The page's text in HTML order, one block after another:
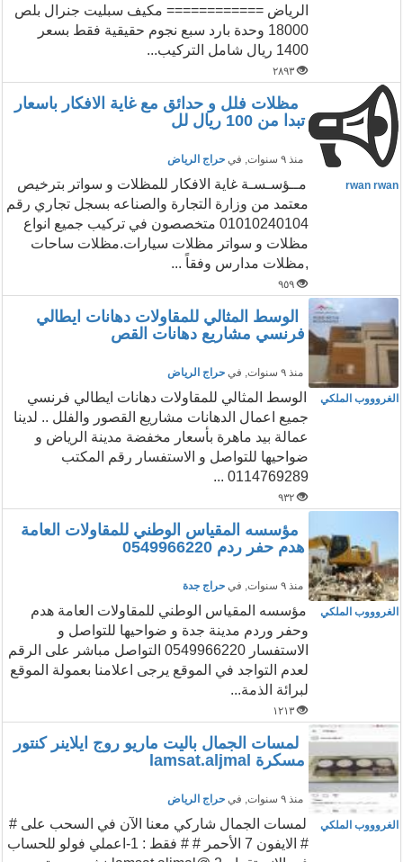
الرياض ============ مكيف سبليت جنرال بلص
18000 وحدة بارد سبع نجوم حقيقية فقط بسعر
1400 ريال شامل التركيب...
٢٨٩٣
مظلات فلل و حدائق مع غاية الافكار باسعار
تبدا من 100 ريال لل
منذ ٩ سنوات , في حراج الرياض
rwan rwan
مــؤسـسـة غاية الافكار للمظلات و سواتر بترخيص
معتمد من وزارة التجارة والصناعه بسجل تجاري رقم
01010240104 متخصصون في تركيب جميع انواع
مظلات و سواتر مظلات سيارات.مظلات ساحات
,مظلات مدارس وفقاً ...
٩٥٩
الوسط المثالي للمقاولات دهانات ايطالي
فرنسي مشاريع دهانات القص
منذ ٩ سنوات , في حراج الرياض
الغروووب الملكي
الوسط المثالي للمقاولات دهانات ايطالي فرنسي
جميع اعمال الدهانات مشاريع القصور والفلل .. لدينا
عمالة بيد ماهرة بأسعار مخفضة مدينة الرياض و
ضواحيها للتواصل و الاستفسار ‏رقم المكتب
0114769289 ...
٩٣٢
مؤسسه المقياس الوطني للمقاولات العامة
هدم حفر ردم 0549966220
منذ ٩ سنوات , في حراج جدة
الغروووب الملكي
مؤسسه المقياس الوطني للمقاولات العامة هدم
وحفر وردم مدينة جدة و ضواحيها للتواصل و
الاستفسار 0549966220 التواصل مباشر على الرقم
لعدم التواجد في الموقع يرجى اعلامنا بعمولة الموقع
لبرائة الذمة...
١٢١٣
لمسات الجمال باليت ماريو روج ايلاينر كنتور
مسكرة lamsat.aljmal
منذ ٩ سنوات , في حراج الرياض
الغروووب الملكي
لمسات الجمال شاركي معنا الآن في السحب على #
# الايفون 7 الأحمر # # فقط : 1-اعملي فولو للحساب